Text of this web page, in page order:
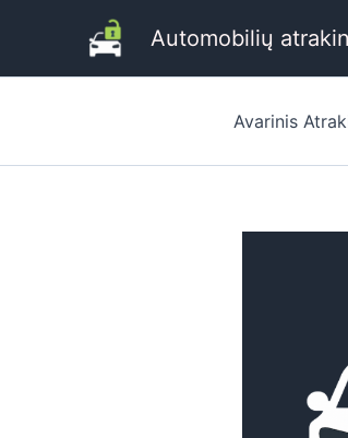
Automobilių
Avarinis